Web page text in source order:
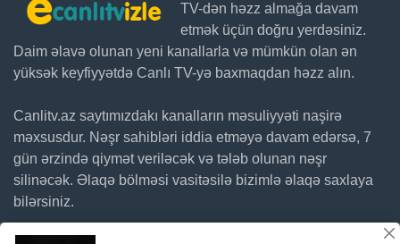
TV-dən həzz almağa davam
etmək üçün doğru yerdəsiniz.
Daim əlavə olunan yeni kanallarla və mümkün olan ən
yüksək keyfiyyətdə Canlı TV-yə baxmaqdan həzz alın.
Canlitv.az saytımızdakı kanalların məsuliyyəti naşirə
məxsusdur. Nəşr sahibləri iddia etməyə davam edərsə, 7
gün ərzində qiymət veriləcək və tələb olunan nəşr
silinəcək. Əlaqə bölməsi vasitəsilə bizimlə əlaqə saxlaya
bilərsiniz.